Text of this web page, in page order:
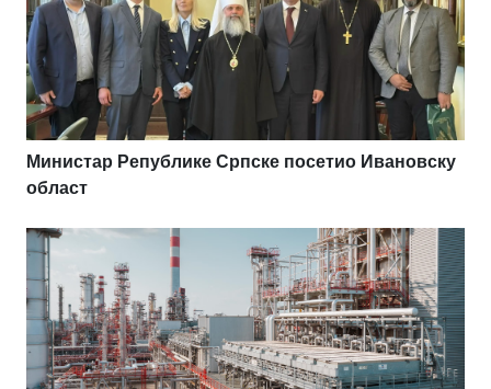
Министар Републике Српске посетио Ивановску
област